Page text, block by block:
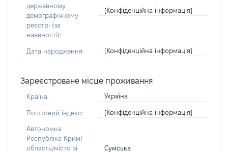
державному
демографічному
реєстрі (за
наявності):
[Конфіденційна інформація]
Дата народження: [Конфіденційна інформація]
Зареєстроване місце проживання
Країна: Україна
Поштовий індекс: [Конфіденційна інформація]
Автономна
Республіка Крим/
область/місто зі
Сумська